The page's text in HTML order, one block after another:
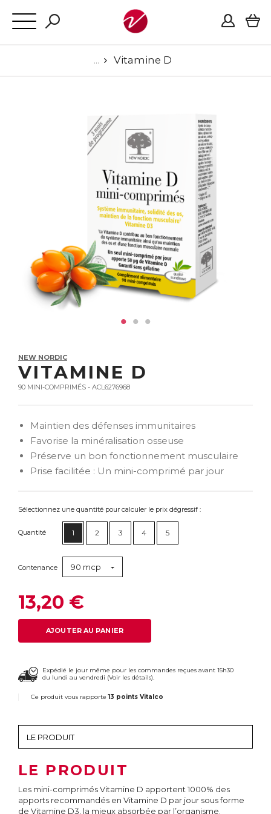
Vitamine D
NEW NORDIC
VITAMINE D
90 MINI-COMPRIMÉS - ACL6276968
Maintien des défenses immunitaires
Favorise la minéralisation osseuse
Préserve un bon fonctionnement musculaire
Prise facilitée : Un mini-comprimé par jour
Sélectionnez une quantité pour calculer le prix dégressif :
Quantité 1 2 3 4 5
Contenance 90 mcp
13,20 €
AJOUTER AU PANIER
Expédié le jour même pour les commandes reçues avant 15h30
du lundi au vendredi (Voir les détails).
Ce produit vous rapporte13 points Vitalco
LE PRODUIT
Les mini-comprimés Vitamine D apportent 1000% des
apports recommandés en Vitamine D par jour sous forme
de Vitamine D3, la mieux absorbée par l’organisme.